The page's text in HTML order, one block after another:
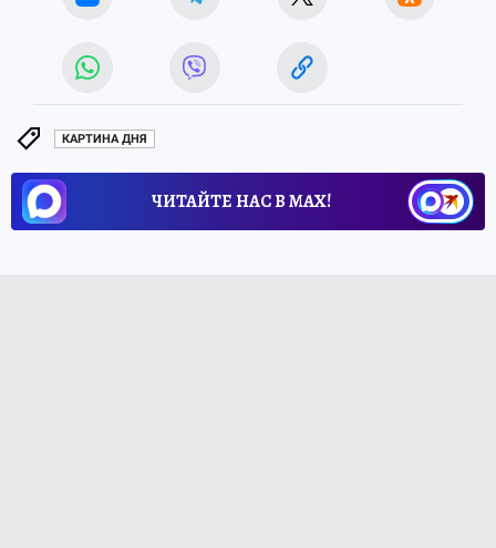
КАРТИНА ДНЯ
ЧИТАЙТЕ НАС В МАХ!